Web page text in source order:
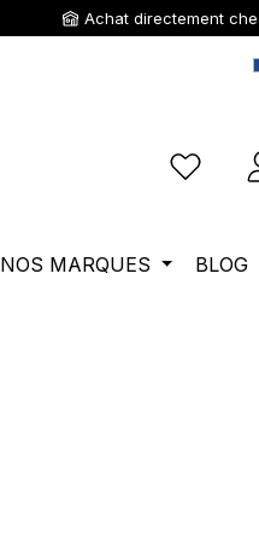
Achat directement
Vous
NOS MARQUES BLOG